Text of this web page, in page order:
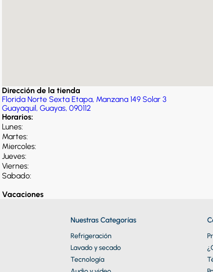
Dirección de la tienda
Florida Norte Sexta Etapa, Manzana 149 Solar 3
Guayaquil, Guayas, 090112
Horarios:
Lunes:
Martes:
Miercoles:
Jueves:
Viernes:
Sabado:
Vacaciones
Nuestras Categorías
Refrigeración
Lavado y secado
Tecnología